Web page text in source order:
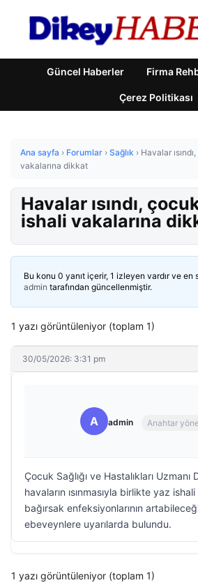
Güncel Haberler Firma
Çerez Politikası
Ana sayfa › Forumlar › Sağlık › Havalar
vakalarına dikkat
Havalar ısındı,
ishali vakalarına
Bu konu 0 yanıt içerir, 1 izleyen vardır ve en
admin tarafından güncellenmiştir.
1 yazı görüntüleniyor (toplam 1)
30/05/2026: 3:31 pm
A admin Anahtar
Çocuk Sağlığı ve Hastalıkları Uzmanı
havaların ısınmasıyla birlikte yaz
bağırsak enfeksiyonlarının
ebeveynlere uyarılarda bulundu.
1 yazı görüntüleniyor (toplam 1)